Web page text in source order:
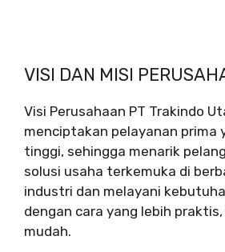
VISI DAN MISI
Visi Perusahaan PT Trakindo
menciptakan pelayanan prima
tinggi, sehingga menarik
solusi usaha terkemuka di
industri dan melayani
dengan cara yang lebih
mudah.